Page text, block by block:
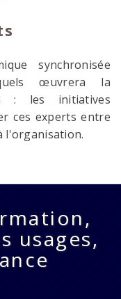
synchronisée
œuvrera la
: les initiatives
ces experts entre
l'organisation.
usages,